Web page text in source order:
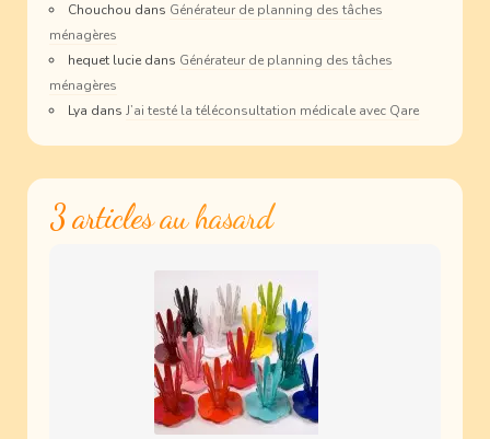
Chouchou dans Générateur de planning des tâches
ménagères
hequet lucie dans Générateur de planning des tâches
ménagères
Lya dans J’ai testé la téléconsultation médicale avec Qare
3 articles au hasard